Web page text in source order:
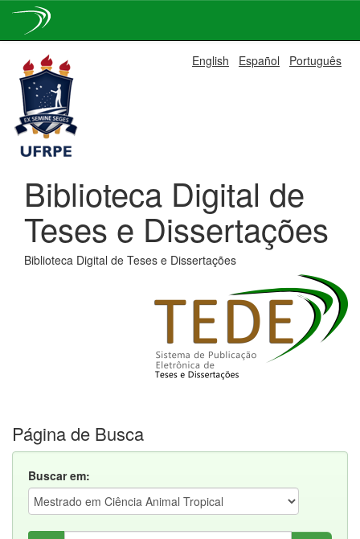
navigation
English Español Português
Biblioteca Digital de
Teses e Dissertações
Biblioteca Digital de Teses e Dissertações
Página de Busca
Buscar em: